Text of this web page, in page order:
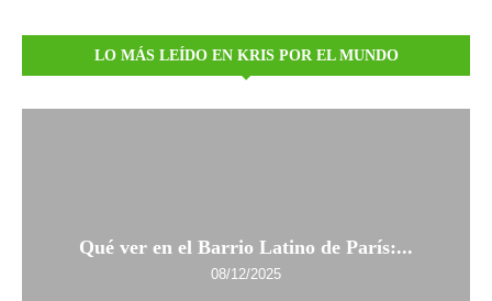
LO MÁS LEÍDO EN KRIS POR EL MUNDO
Qué ver en el Barrio Latino de París:...
08/12/2025